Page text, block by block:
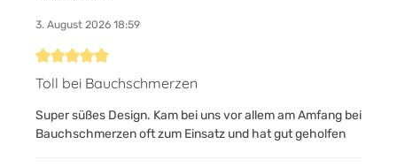
3. August 2026 18:59
Bewertung mit 5 von 5 Sternen
Toll bei Bauchschmerzen
Super süßes Design. Kam bei uns vor allem am Amfang bei
Bauchschmerzen oft zum Einsatz und hat gut geholfen